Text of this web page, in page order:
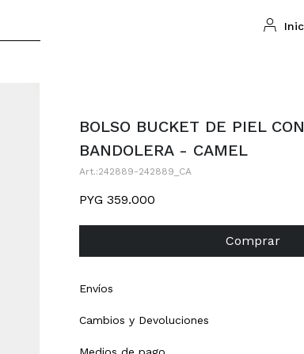
BOLSO BUCKET DE PIEL CON
BANDOLERA - CAMEL
242889-242889_CA
PYG 359.000
Comprar
Envíos
Cambios y Devoluciones